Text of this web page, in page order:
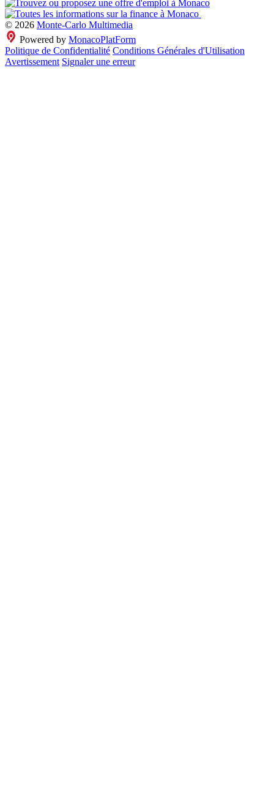
© 2026 Monte-Carlo Multimedia
Powered by MonacoPlatForm
Politique de Confidentialité Conditions Générales d'Utilisation
Avertissement Signaler une erreur